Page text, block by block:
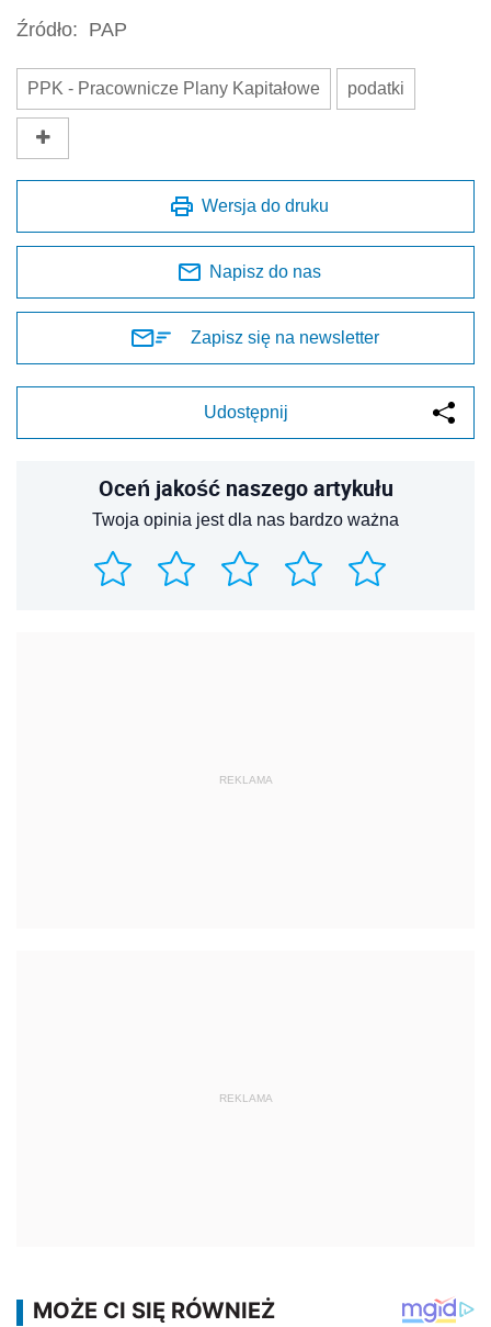
Źródło: PAP
PPK - Pracownicze Plany Kapitałowe podatki
Wersja do druku
Napisz do nas
Zapisz się na newsletter
Udostępnij
Oceń jakość naszego artykułu
Twoja opinia jest dla nas bardzo ważna
REKLAMA
REKLAMA